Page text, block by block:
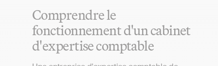
Comprendre le
fonctionnement d'un cabinet
d'expertise comptable